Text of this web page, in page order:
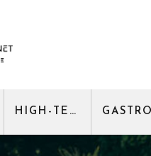
HIGH-TECH